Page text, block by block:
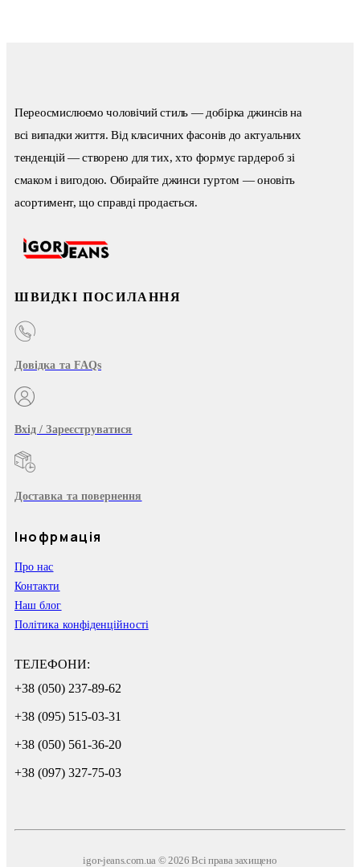
Переосмислюємо чоловічий стиль — добірка джинсів на
всі випадки життя. Від класичних фасонів до актуальних
тенденцій — створено для тих, хто формує гардероб зі
смаком і вигодою. Обирайте джинси гуртом — оновіть
асортимент, що справді продається.
ШВИДКІ ПОСИЛАННЯ
Довідка та FAQs
Вхід / Зареєструватися
Доставка та повернення
Інофрмація
Про нас
Контакти
Наш блог
Політика конфіденційності
ТЕЛЕФОНИ:
+38 (050) 237-89-62
+38 (095) 515-03-31
+38 (050) 561-36-20
+38 (097) 327-75-03
igor-jeans.com.ua © 2026 Всі права захищено